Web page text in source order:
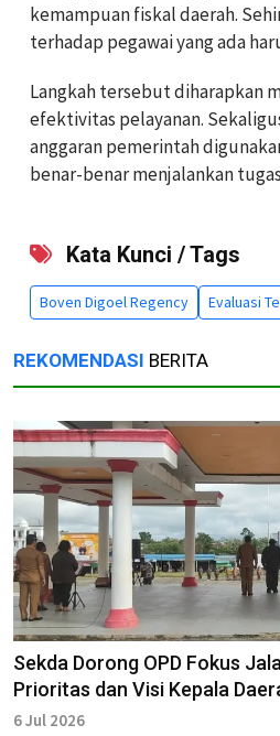
kemampuan fiskal daerah.
terhadap pegawai yang ada
Langkah tersebut diharapkan
efektivitas pelayanan.
anggaran pemerintah
benar-benar menjalankan
Kata Kunci / Tags
Boven Digoel Regency Evaluasi
REKOMENDASI BERITA
Sekda Dorong OPD Fokus
Prioritas dan Visi Kepala
6 Jul 2026